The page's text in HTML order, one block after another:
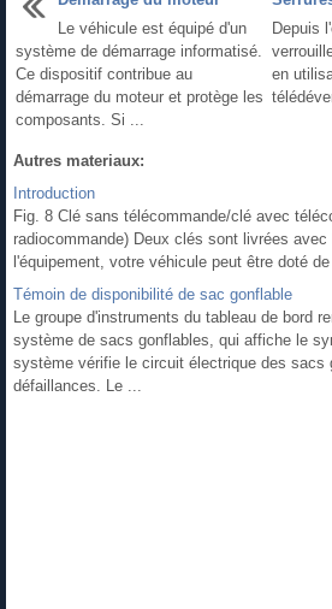
Le véhicule est équipé d'un
système de démarrage informatisé.
Ce dispositif contribue au
démarrage du moteur et protège les
composants. Si ...
Depuis
en
Autres materiaux:
Introduction
Fig. 8 Clé sans télécommande/clé avec
radiocommande) Deux clés sont livrées
l'équipement, votre véhicule peut être doté
Témoin de disponibilité de sac gonflable
Le groupe d'instruments du tableau de bord
système de sacs gonflables, qui affiche le
système vérifie le circuit électrique des sacs
défaillances. Le ...